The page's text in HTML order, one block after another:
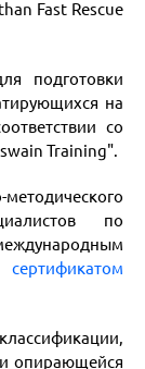
Fast Rescue
подготовки
на
со
Training".
по
сертификатом
опирающейся